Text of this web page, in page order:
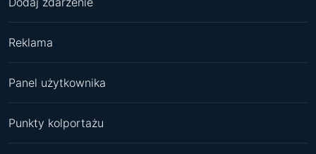
Reklama
Panel użytkownika
Punkty kolportażu